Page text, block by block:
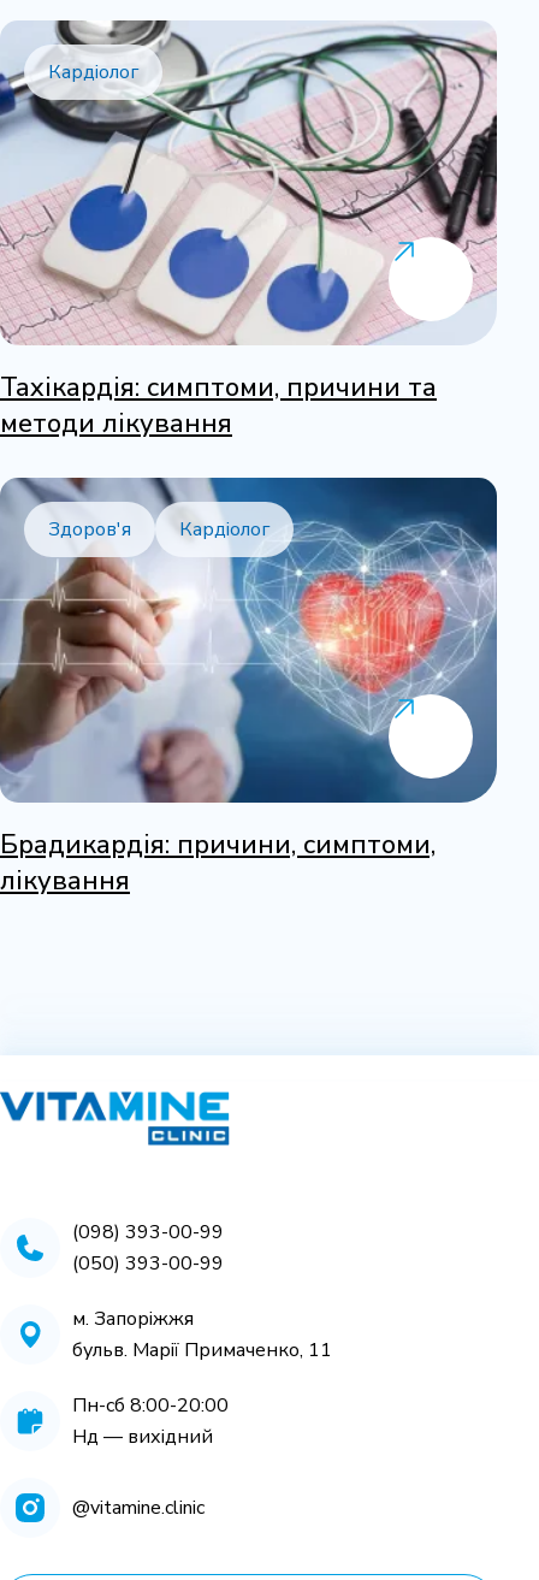
Тахікардія: симптоми, причини та
методи лікування
Кардіолог
Брадикардія: причини, симптоми,
лікування
Здоров'я Кардіолог
(098) 393-00-99
(050) 393-00-99
м. Запоріжжя
бульв. Марії Примаченко, 11
Пн-cб 8:00-20:00
Нд — вихідний
@vitamine.clinic